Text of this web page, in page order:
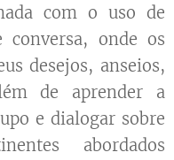
com o uso de
onde os
desejos, anseios,
de aprender a
e dialogar sobre
abordados